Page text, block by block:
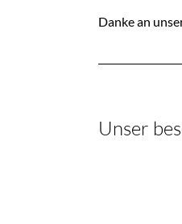
Danke an
Unser